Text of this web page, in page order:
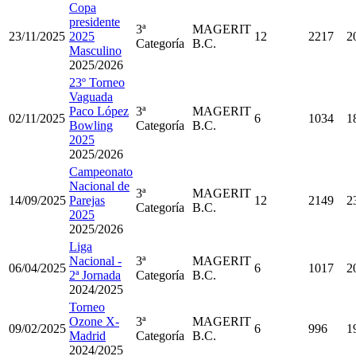
23/11/2025
Copa
presidente
2025
Masculino
2025/2026
3ª
Categoría
MAGERIT
B.C.
12 2217
02/11/2025
23º Torneo
Vaguada
Paco López
Bowling
2025
2025/2026
3ª
Categoría
MAGERIT
B.C.
6 1034
14/09/2025
Campeonato
Nacional de
Parejas
2025
2025/2026
3ª
Categoría
MAGERIT
B.C.
12 2149
06/04/2025
Liga
Nacional -
2ª Jornada
2024/2025
3ª
Categoría
MAGERIT
B.C.
6 1017
09/02/2025
Torneo
Ozone X-
Madrid
2024/2025
3ª
Categoría
MAGERIT
B.C.
6 996